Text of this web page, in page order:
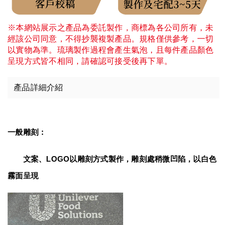
※本網站展示之產品為委託製作，商標為各公司所有，未
經該公司同意，不得抄襲複製產品。規格僅供參考，一切
以實物為準。琉璃製作過程會產生氣泡，且每件產品顏色
呈現方式皆不相同，請確認可接受後再下單。
產品詳細介紹
一般雕刻：
文案、LOGO以雕刻方式製作，雕刻處稍微凹陷，以白色
霧面呈現